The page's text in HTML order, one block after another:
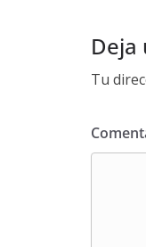
Deja
Tu